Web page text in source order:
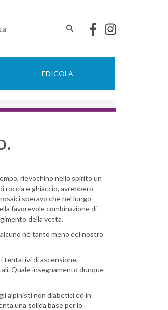
EDICOLA
rievochino nello spirito un
roccia e ghiaccio, avrebbero
speravo che nel lungo
favorevole combinazione di
della vetta.
né tanto meno del nostro
tentativi di ascensione,
Quale insegnamento dunque
alpinisti non diabetici ed in
una solida base per lo